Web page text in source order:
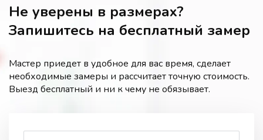
Не уверены в размерах?
Запишитесь на бесплатный замер
Мастер приедет в удобное для вас время, сделает
необходимые замеры и рассчитает точную стоимость.
Выезд бесплатный и ни к чему не обязывает.